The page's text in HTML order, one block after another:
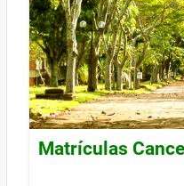
Matrículas